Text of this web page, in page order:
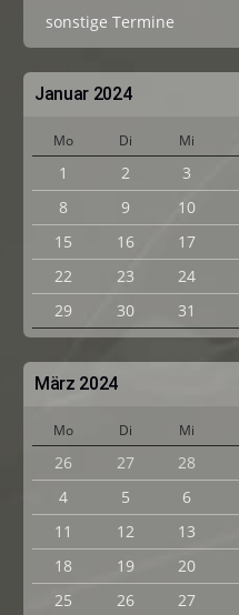
sonstige Termine
Januar 2024
Mo Di Mi
1 2 3
8
9 10
15
16 17
22
23 24
29
30 31
März 2024
Mo Di Mi
26 27 28
4
5 6
11
12 13
18
19 20
25
26 27